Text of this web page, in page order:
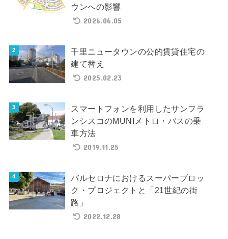
ウンへの影響
2026.06.05
千里ニュータウンの公的賃貸住宅の
建て替え
2025.02.23
スマートフォンを利用したサンフラ
ンシスコのMUNIメトロ・バスの乗
車方法
2019.11.25
バルセロナにおけるスーパーブロッ
ク・プロジェクトと「21世紀の街
路」
2022.12.28